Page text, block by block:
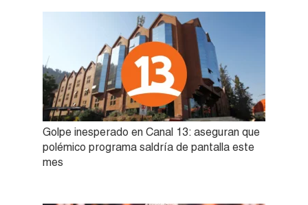
Golpe inesperado en Canal 13: aseguran que
polémico programa saldría de pantalla este
mes